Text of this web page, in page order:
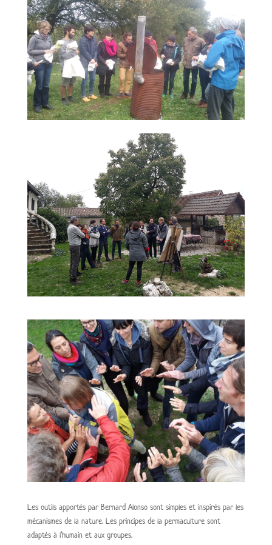
Les outils apportés par Bernard Alonso sont simples et inspirés par les
mécanismes de la nature. Les principes de la permaculture sont
adaptés à l’humain et aux groupes.